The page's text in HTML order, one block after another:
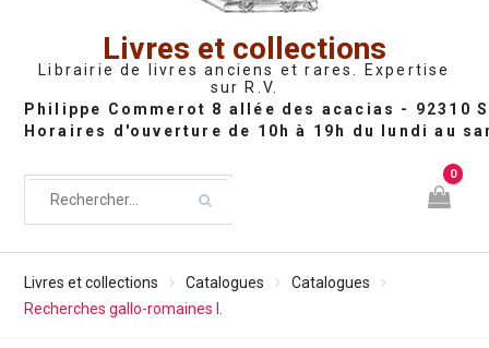
Livres et collections
Librairie de livres anciens et rares. Expertise
sur R.V.
0
Livres et collections Catalogues
Catalogues
Recherches gallo-romaines I.